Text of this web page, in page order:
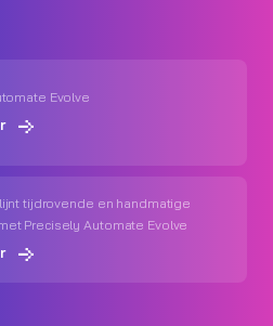
Evolve
tijdrovende en handmatige
Precisely Automate Evolve